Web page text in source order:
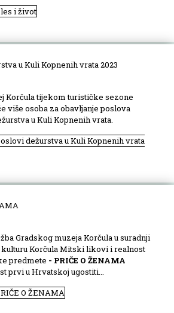
i život
u Kuli Kopnenih vrata 2023
Korčula tijekom turističke sezone
više osoba za obavljanje poslova
u Kuli Kopnenih vrata.
dežurstva u Kuli Kopnenih vrata
Gradskog muzeja Korčula u suradnji
kulturu Korčula Mitski likovi i realnost
predmete - PRIČE O ŽENAMA
prvi u Hrvatskoj ugostiti...
O ŽENAMA